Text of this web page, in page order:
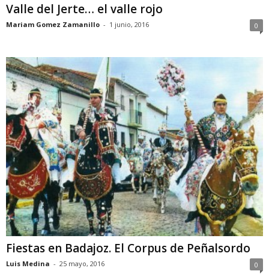
Valle del Jerte… el valle rojo
Mariam Gomez Zamanillo - 1 junio, 2016 0
Fiestas en Badajoz. El Corpus de Peñalsordo
Luis Medina - 25 mayo, 2016 0